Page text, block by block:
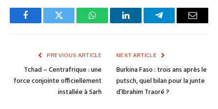
FacebookTwitter WhatsAppLinkedInTelegramEmail
PREVIOUS ARTICLE
Tchad – Centrafrique : une
force conjointe officiellement
installée à Sarh
NEXT ARTICLE
Burkina Faso : trois ans après le
putsch, quel bilan pour la junte
d’Ibrahim Traoré ?